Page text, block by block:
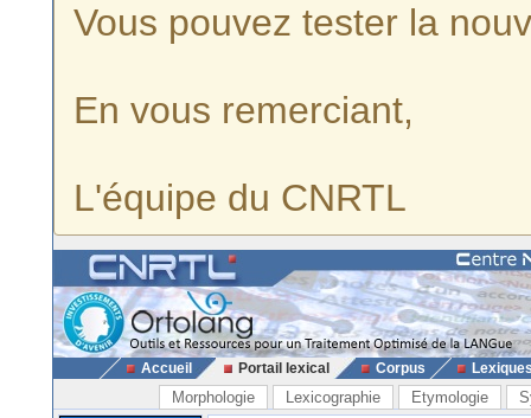
Vous pouvez tester la
En vous remerciant,
L'équipe du CNRTL
Accueil Portail lexical Corpus
Morphologie Lexicographie Etymologie